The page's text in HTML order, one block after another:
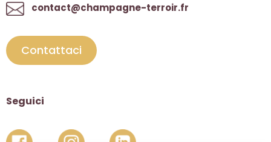
contact@champagne-terroir.fr
Contattaci
Seguici